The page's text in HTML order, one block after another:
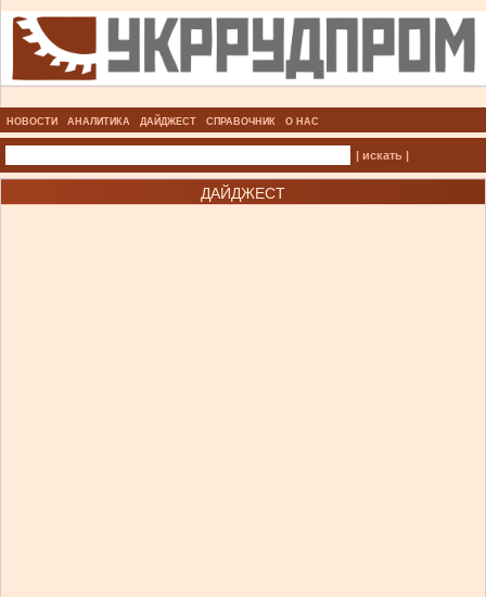
НОВОСТИ АНАЛИТИКА ДАЙДЖЕСТ СПРАВОЧНИК О НАС
| искать |
ДАЙДЖЕСТ